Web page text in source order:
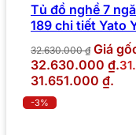
Tủ đồ nghề 7
189 chi tiết Yato
32.630.000₫ Giá
32.630.000 ₫.
31.651.000 ₫.
-3%